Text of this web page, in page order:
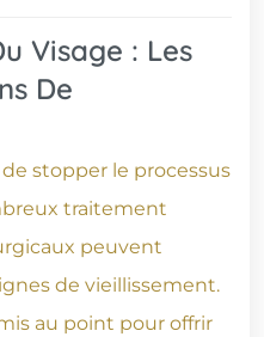
Visage : Les
De
stopper le processus
traitement
peuvent
de vieillissement.
au point pour offrir